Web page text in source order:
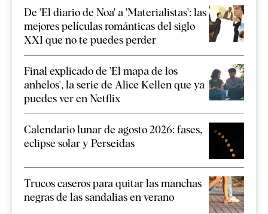
De 'El diario de Noa' a 'Materialistas': las
mejores películas románticas del siglo
XXI que no te puedes perder
Final explicado de 'El mapa de los
anhelos', la serie de Alice Kellen que ya
puedes ver en Netflix
Calendario lunar de agosto 2026: fases,
eclipse solar y Perseidas
Trucos caseros para quitar las manchas
negras de las sandalias en verano